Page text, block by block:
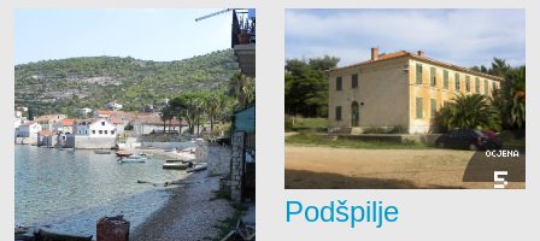
OCJENA
5
Podšpilje